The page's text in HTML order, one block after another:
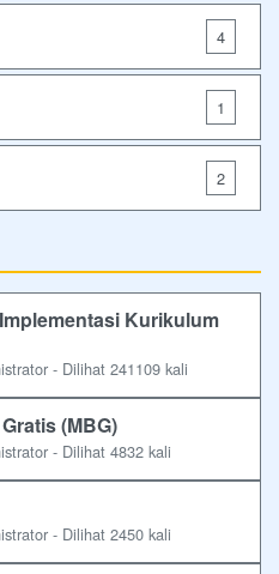
4
1
2
Kurikulum
- Dilihat 241109 kali
(MBG)
- Dilihat 4832 kali
- Dilihat 2450 kali